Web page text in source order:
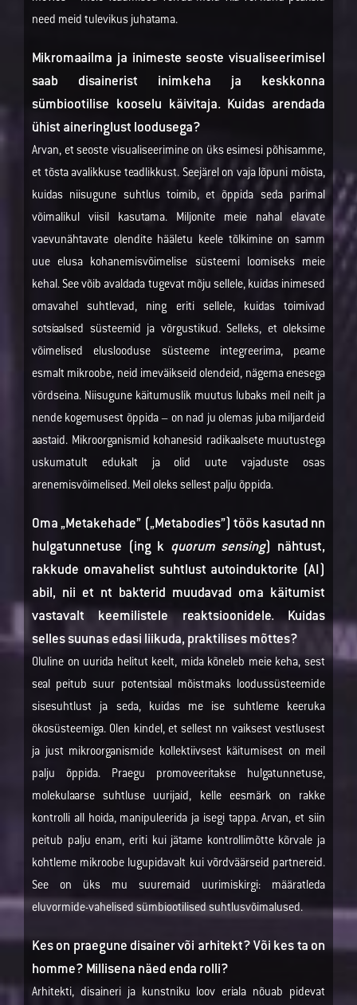
need meid tulevikus juhatama.
Mikromaailma ja inimeste seoste visualiseerimisel
saab disainerist inimkeha ja keskkonna
sümbiootilise kooselu käivitaja. Kuidas arendada
ühist aineringlust loodusega?
Arvan, et seoste visualiseerimine on üks esimesi põhisamme,
et tõsta avalikkuse teadlikkust. Seejärel on vaja lõpuni mõista,
kuidas niisugune suhtlus toimib, et õppida seda parimal
võimalikul viisil kasutama. Miljonite meie nahal elavate
vaevunähtavate olendite hääletu keele tõlkimine on samm
uue elusa kohanemisvõimelise süsteemi loomiseks meie
kehal. See võib avaldada tugevat mõju sellele, kuidas inimesed
omavahel suhtlevad, ning eriti sellele, kuidas toimivad
sotsiaalsed süsteemid ja võrgustikud. Selleks, et oleksime
võimelised eluslooduse süsteeme integreerima, peame
esmalt mikroobe, neid imeväikseid olendeid, nägema enesega
võrdseina. Niisugune käitumuslik muutus lubaks meil neilt ja
nende kogemusest õppida – on nad ju olemas juba miljardeid
aastaid. Mikroorganismid kohanesid radikaalsete muutustega
uskumatult edukalt ja olid uute vajaduste osas
arenemisvõimelised. Meil oleks sellest palju õppida.
Oma „Metakehade” („Metabodies”) töös kasutad nn
hulgatunnetuse (ing k quorum sensing) nähtust,
rakkude omavahelist suhtlust autoinduktorite (AI)
abil, nii et nt bakterid muudavad oma käitumist
vastavalt keemilistele reaktsioonidele. Kuidas
selles suunas edasi liikuda, praktilises mõttes?
Oluline on uurida helitut keelt, mida kõneleb meie keha, sest
seal peitub suur potentsiaal mõistmaks loodussüsteemide
sisesuhtlust ja seda, kuidas me ise suhtleme keeruka
ökosüsteemiga. Olen kindel, et sellest nn vaiksest vestlusest
ja just mikroorganismide kollektiivsest käitumisest on meil
palju õppida. Praegu promoveeritakse hulgatunnetuse,
molekulaarse suhtluse uurijaid, kelle eesmärk on rakke
kontrolli all hoida, manipuleerida ja isegi tappa. Arvan, et siin
peitub palju enam, eriti kui jätame kontrollimõtte kõrvale ja
kohtleme mikroobe lugupidavalt kui võrdväärseid partnereid.
See on üks mu suuremaid uurimiskirgi: määratleda
eluvormide-vahelised sümbiootilised suhtlusvõimalused.
Kes on praegune disainer või arhitekt? Või kes ta on
homme? Millisena näed enda rolli?
Arhitekti, disaineri ja kunstniku loov eriala nõuab pidevat